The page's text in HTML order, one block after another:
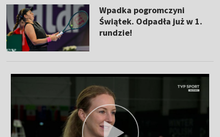
Wpadka pogromczyni
Świątek. Odpadła już w 1.
rundzie!